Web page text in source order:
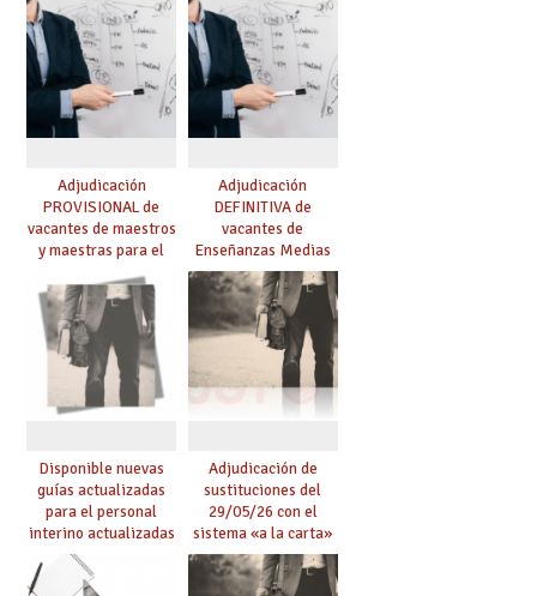
Adjudicación
PROVISIONAL de
vacantes de maestros
y maestras para el
curso 26-27
Adjudicación
DEFINITIVA de
vacantes de
Enseñanzas Medias
para el curso 26-27
Disponible nuevas
guías actualizadas
para el personal
interino actualizadas
para el curso 26/27
Adjudicación de
sustituciones del
29/05/26 con el
sistema «a la carta»
conseguido con el
Acuerdo de Mejoras